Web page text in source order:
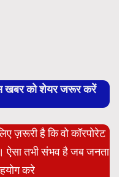
खबर को शेयर जरूर करें
ज़रूरी है कि वो कॉरपोरेट
ऐसा तभी संभव है जब जनता
करे